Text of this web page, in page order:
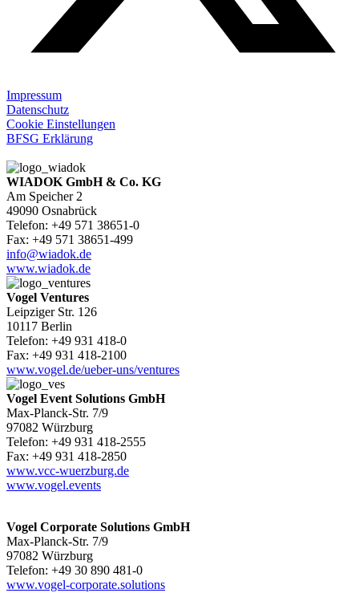
Impressum
Datenschutz
Cookie Einstellungen
BFSG Erklärung
WIADOK GmbH & Co. KG
Am Speicher 2
49090 Osnabrück
Telefon: +49 571 38651-0
Fax: +49 571 38651-499
info@wiadok.de
www.wiadok.de
Vogel Ventures
Leipziger Str. 126
10117 Berlin
Telefon: +49 931 418-0
Fax: +49 931 418-2100
www.vogel.de/ueber-uns/ventures
Vogel Event Solutions GmbH
Max-Planck-Str. 7/9
97082 Würzburg
Telefon: +49 931 418-2555
Fax: +49 931 418-2850
www.vcc-wuerzburg.de
www.vogel.events
Vogel Corporate Solutions GmbH
Max-Planck-Str. 7/9
97082 Würzburg
Telefon: +49 30 890 481-0
www.vogel-corporate.solutions